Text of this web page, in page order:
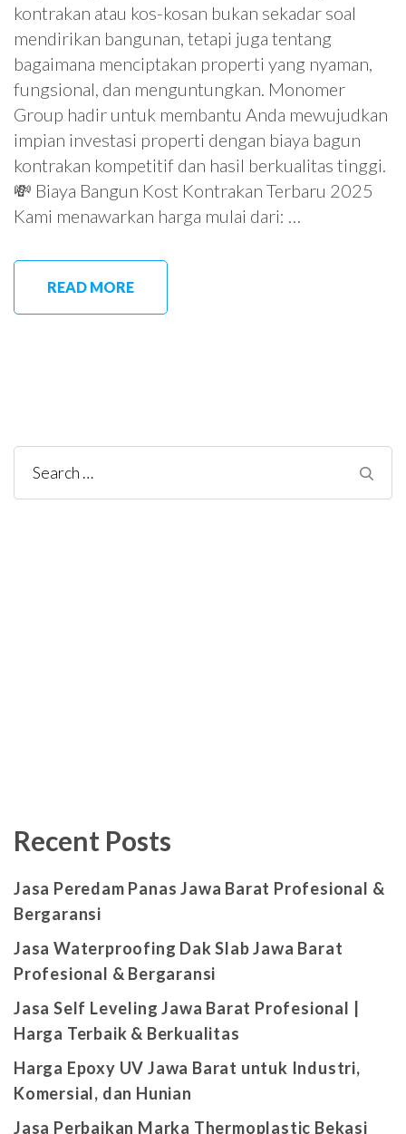
kontrakan atau kos-kosan bukan sekadar soal
mendirikan bangunan, tetapi juga tentang
bagaimana menciptakan properti yang nyaman,
fungsional, dan menguntungkan. Monomer
Group hadir untuk membantu Anda mewujudkan
impian investasi properti dengan biaya bagun
kontrakan kompetitif dan hasil berkualitas tinggi.
💸 Biaya Bangun Kost Kontrakan Terbaru 2025
Kami menawarkan harga mulai dari: …
READ MORE
Search
for:
Recent Posts
Jasa Peredam Panas Jawa Barat Profesional &
Bergaransi
Jasa Waterproofing Dak Slab Jawa Barat
Profesional & Bergaransi
Jasa Self Leveling Jawa Barat Profesional |
Harga Terbaik & Berkualitas
Harga Epoxy UV Jawa Barat untuk Industri,
Komersial, dan Hunian
Jasa Perbaikan Marka Thermoplastic Bekasi